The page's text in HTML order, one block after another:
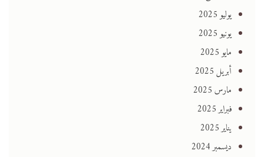
يوليو 2025
يونيو 2025
مايو 2025
أبريل 2025
مارس 2025
فبراير 2025
يناير 2025
ديسمبر 2024